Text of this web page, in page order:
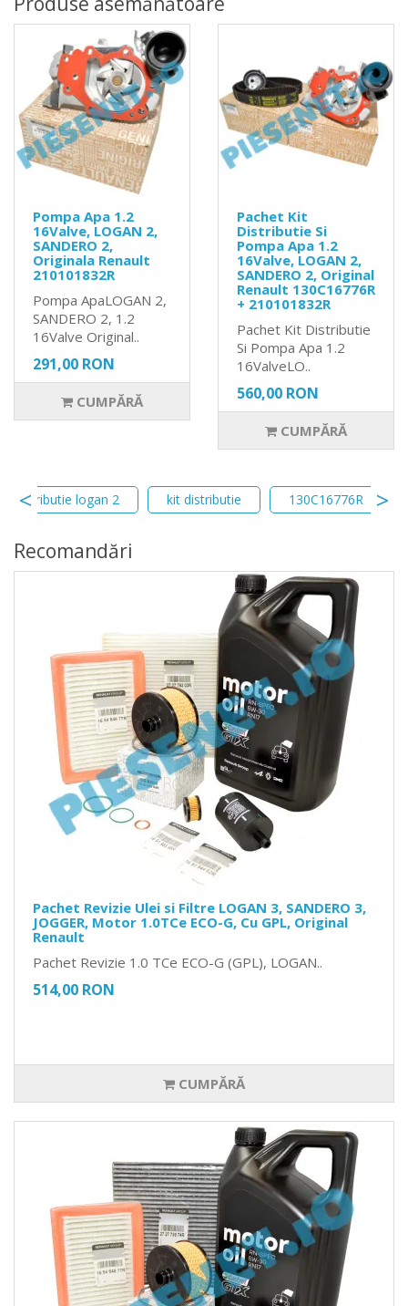
Pompa Apa 1.2
16Valve, LOGAN 2,
SANDERO 2,
Originala Renault
210101832R
Pompa ApaLOGAN 2,
SANDERO 2, 1.2
16Valve Original..
291,00 RON
CUMPĂRĂ
Pachet Kit
Distributie Si
Pompa Apa 1.2
16Valve, LOGAN 2,
SANDERO 2, Original
Renault 130C16776R
+ 210101832R
Pachet Kit Distributie
Si Pompa Apa 1.2
16ValveLO..
560,00 RON
CUMPĂRĂ
distributie logan 2 kit distributie 130C16776R
Recomandări
Pachet Revizie Ulei si Filtre LOGAN 3, SANDERO 3,
JOGGER, Motor 1.0TCe ECO-G, Cu GPL, Original
Renault
Pachet Revizie 1.0 TCe ECO-G (GPL), LOGAN..
514,00 RON
CUMPĂRĂ